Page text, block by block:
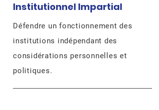
Institutionnel Impartial
Défendre un fonctionnement des
institutions indépendant des
considérations personnelles et
politiques.